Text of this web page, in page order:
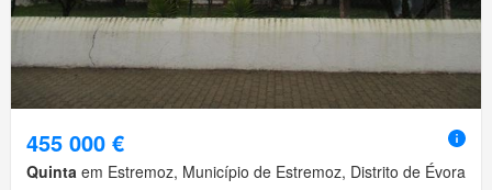
455 000 €
Quinta em Estremoz, Município de Estremoz, Distrito de Évora